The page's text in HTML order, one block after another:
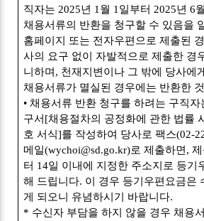
직자는 2025년 1 월 1 일부터 2025년6
채용서류의 반환을 청구할 수 있음을
홈페이지 또는 전자우편으로 제출된
사의 요구 없이 자발적으로 제출한 경
니하며 , 천재지변이나 그 밖에 당사에
채용서류가 멸실된 경우에는 반환한
• 채용서류 반환 청구를 하려는 구직자
구서 [채용절차의 공정화에 관한 법률
호 서식]를 작성하여 당사로 팩스(02-
메일(wychoi@sd.go.kr)로 제출하면 ,
터 14일 이내에 지정한 주소지로 등기
해 드립니다. 이 경우 등기우편요금은
게 되오니 유념하시기 바랍니다.
* 수신자 부담을 하지 않을 경우 채용